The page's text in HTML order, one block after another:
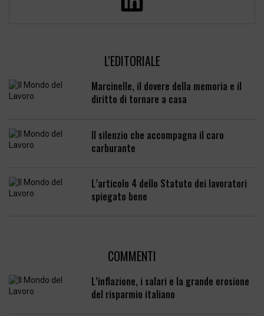
L'EDITORIALE
Marcinelle, il dovere della memoria e il
diritto di tornare a casa
Il silenzio che accompagna il caro
carburante
L’articolo 4 dello Statuto dei lavoratori
spiegato bene
COMMENTI
L’inflazione, i salari e la grande erosione
del risparmio italiano